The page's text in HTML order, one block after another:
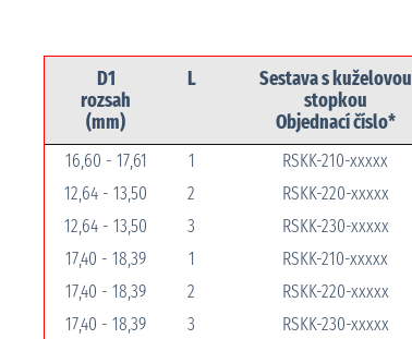
D1
rozsah
(mm)
L
Sestava s kuželovou
stopkou
Objednací číslo*
16,60 - 17,61 1 RSKK-210-xxxxx
12,64 - 13,50
2 RSKK-220-xxxxx
12,64 - 13,50
3 RSKK-230-xxxxx
17,40 - 18,39
1 RSKK-210-xxxxx
17,40 - 18,39
2 RSKK-220-xxxxx
17,40 - 18,39
3 RSKK-230-xxxxx